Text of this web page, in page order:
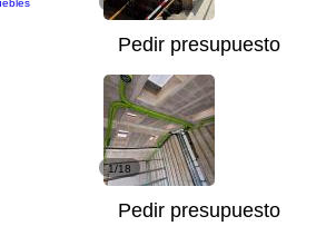
1/30
Pedir presupuesto
1/18
Pedir presupuesto